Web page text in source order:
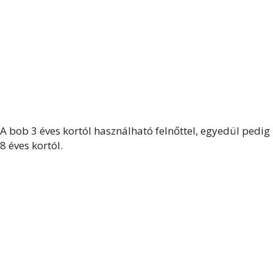
A bob 3 éves kortól használható felnőttel, egyedül pedig
8 éves kortól.